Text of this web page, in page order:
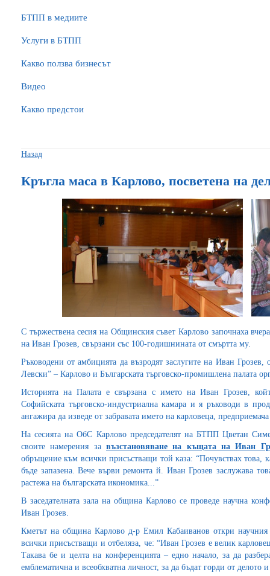
БTПП в медиите
Услуги в БТПП
Какво ползва бизнесът
Видео
Какво предстои
Назад
Кръгла маса в Карлово, посветена на
С тържествена сесия на Общинския съвет Карлово започнаха
на Иван Грозев, свързани със 100-годишнината от смъртта му.
Ръководени от амбицията да възродят заслугите на Иван
Левски” – Карлово и Българската търговско-промишлена палата
Историята на Палата е свързана с името на Иван Грозев,
Софийската търговско-индустриална камара и я ръководи в
ангажира да изведе от забравата името на карловеца,
На сесията на ОбС Карлово председателят на БТПП Цветан
своите намерения за възстановяване на къщата на Иван
обръщение към всички присъстващи той каза: “Почувствах това,
бъде запазена. Вече върви ремонта й. Иван Грозев заслужава
растежа на българската икономика...”
В заседателната зала на община Карлово се проведе научна
Иван Грозев.
Кметът на община Карлово д-р Емил Кабаиванов откри научния
всички присъстващи и отбеляза, че: “Иван Грозев е велик
Такава бе и целта на конференцията – едно начало, за да
емблематична и всеобхватна личност, за да бъдат горди от делото